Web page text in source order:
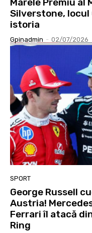
Silverstone, locul
istoria
Gpinadmin - 02/07/2026
SPORT
George Russell
Austria!
Ferrari îl atacă
Ring